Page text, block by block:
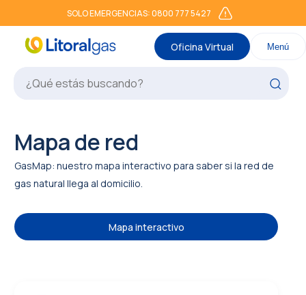
SOLO EMERGENCIAS: 0800 777 5427
Oficina Virtual Menú
Mapa de red
GasMap: nuestro mapa interactivo para saber si la red de
gas natural llega al domicilio.
Mapa interactivo